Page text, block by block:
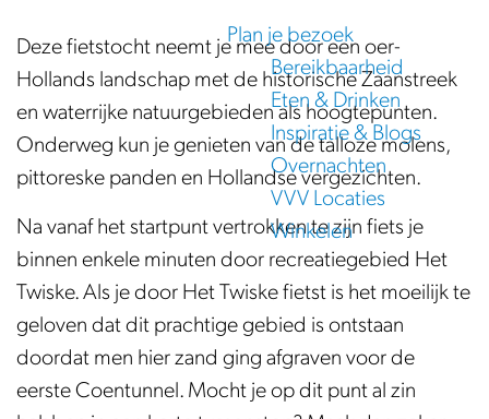
Plan je bezoek
Bereikbaarheid
Eten & Drinken
Inspiratie & Blogs
Overnachten
VVV Locaties
Winkelen
Deze fietstocht neemt je mee door een oer-
Hollands landschap met de historische Zaanstreek
en waterrijke natuurgebieden als hoogtepunten.
Onderweg kun je genieten van de talloze molens,
pittoreske panden en Hollandse vergezichten.
Na vanaf het startpunt vertrokken te zijn fiets je
binnen enkele minuten door recreatiegebied Het
Twiske. Als je door Het Twiske fietst is het moeilijk te
geloven dat dit prachtige gebied is ontstaan
doordat men hier zand ging afgraven voor de
eerste Coentunnel. Mocht je op dit punt al zin